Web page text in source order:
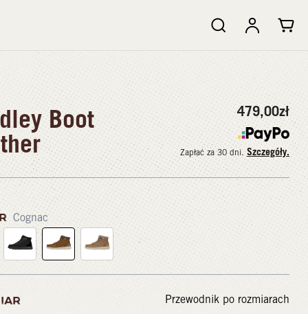
Boot
479,00zł
Zapłać za 30 dni. Szczegóły.
Cognac
Przewodnik po rozmiarach